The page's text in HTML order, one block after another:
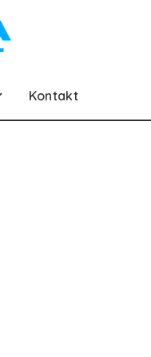
Kontakt